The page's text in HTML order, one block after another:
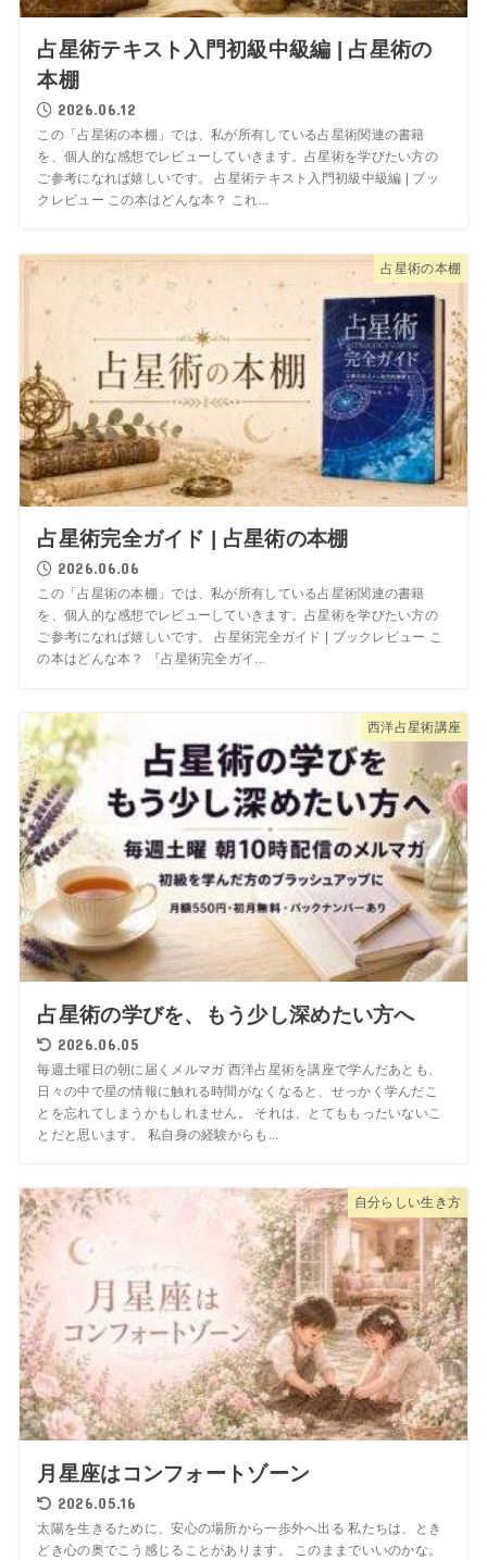
占星術テキスト入門初級中級編 | 占星術の
本棚
2026.06.12
この「占星術の本棚」では、私が所有している占星術関連の書籍
を、個人的な感想でレビューしていきます。占星術を学びたい方の
ご参考になれば嬉しいです。 占星術テキスト入門初級中級編 | ブッ
クレビュー この本はどんな本？ これ...
占星術の本棚
占星術完全ガイド | 占星術の本棚
2026.06.06
この「占星術の本棚」では、私が所有している占星術関連の書籍
を、個人的な感想でレビューしていきます。占星術を学びたい方の
ご参考になれば嬉しいです。 占星術完全ガイド | ブックレビュー こ
の本はどんな本？ 『占星術完全ガイ...
西洋占星術講座
占星術の学びを、もう少し深めたい方へ
2026.06.05
毎週土曜日の朝に届くメルマガ 西洋占星術を講座で学んだあとも、
日々の中で星の情報に触れる時間がなくなると、せっかく学んだこ
とを忘れてしまうかもしれません。 それは、とてももったいないこ
とだと思います。 私自身の経験からも...
自分らしい生き方
月星座はコンフォートゾーン
2026.05.16
太陽を生きるために、安心の場所から一歩外へ出る 私たちは、とき
どき心の奥でこう感じることがあります。 このままでいいのかな。